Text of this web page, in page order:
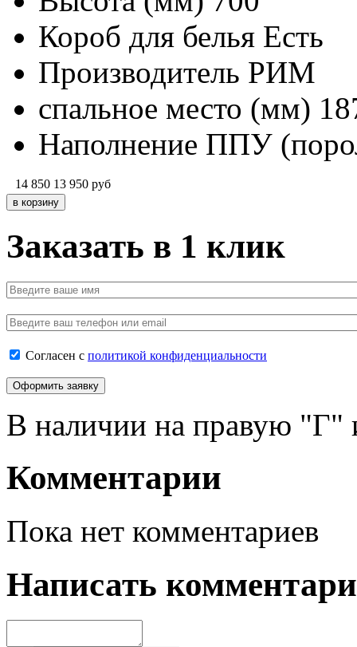
Короб для белья Есть
Производитель РИМ
спальное место (мм)
Наполнение ППУ
14 850 13 950 руб
Заказать в 1 клик
Согласен с политикой конфиденциальности
В наличии на правую
Комментарии
Пока нет комментариев
Написать